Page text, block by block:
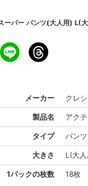
ーパー パンツ(大人用) L(
メーカー クレ
製品名 アク
タイプ パン
大きさ L(大人
1パックの枚数 18枚